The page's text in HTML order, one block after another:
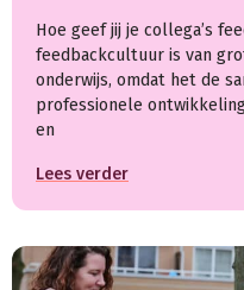
Hoe geef jij je collega’s
feedbackcultuur is van
onderwijs, omdat het de
professionele
en
Lees verder